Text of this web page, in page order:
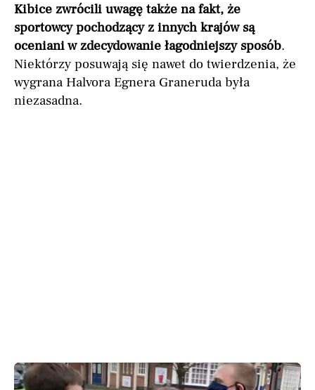
Kibice zwrócili uwagę także na fakt, że
sportowcy pochodzący z innych krajów są
oceniani w zdecydowanie łagodniejszy sposób.
Niektórzy posuwają się nawet do twierdzenia, że
wygrana Halvora Egnera Graneruda była
niezasadna.